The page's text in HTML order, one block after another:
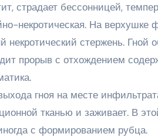
страдает бессонницей,
некротическая. На верхушке
некротический стержень. Гной
прорыв с отхождением
гноя на месте
тканью и заживает. В
с формированием рубца.